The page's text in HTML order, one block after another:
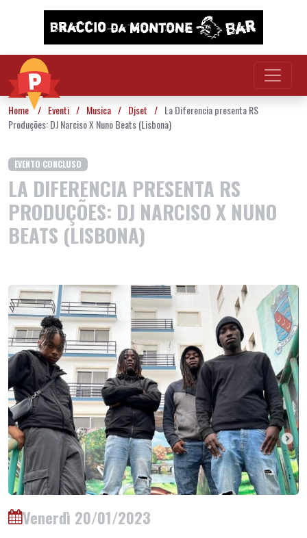
Vai al contenuto
Home / Eventi / Musica / Djset / La Diferencia presenta RS
Produções: DJ Narciso X Nuno Beats (Lisbona)
EVENTO CONCLUSO
LA DIFERENCIA PRESENTA RS
PRODUÇÕES: DJ NARCISO X NUNO
BEATS (LISBONA)
Venerdì 20/01/2023